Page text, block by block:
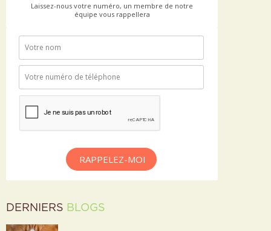
Laissez-nous votre numéro, un membre de notre
équipe vous rappellera
RAPPELEZ-MOI
DERNIERS BLOGS